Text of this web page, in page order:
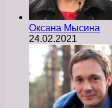
Оксана Мысина
24.02.2021